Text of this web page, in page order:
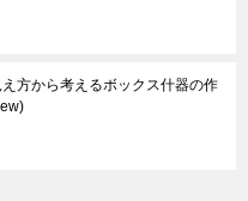
え方から考えるボックス什器の作